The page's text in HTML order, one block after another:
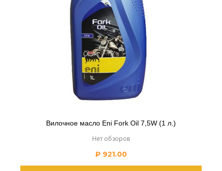
Вилочное масло Eni Fork Oil 7,5W (1 л.)
Нет обзоров
₽ 921.00